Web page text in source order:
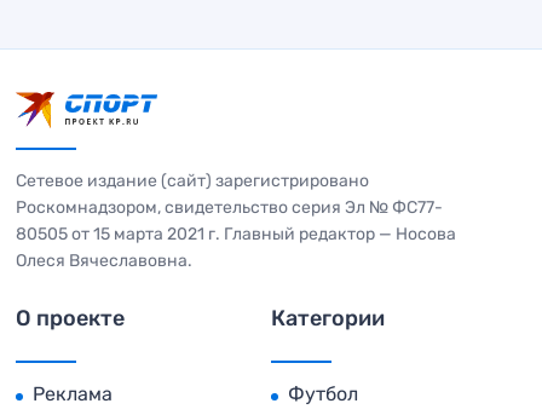
Сетевое издание (сайт) зарегистрировано
Роскомнадзором, свидетельство серия Эл № ФС77-
80505 от 15 марта 2021 г. Главный редактор — Носова
Олеся Вячеславовна.
О проекте
Реклама
Категории
Футбол